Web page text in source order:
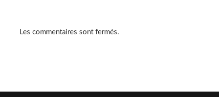
Les commentaires sont fermés.